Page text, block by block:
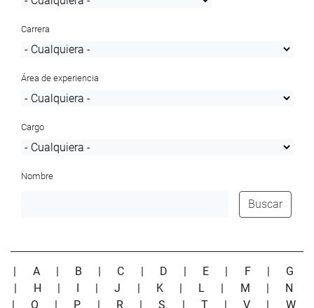
Carrera
Área de experiencia
Cargo
Nombre
Buscar
| A | B | C | D | E | F | G
| H | I |J | K | L | M | N
| O | P | R |S | T |V | W